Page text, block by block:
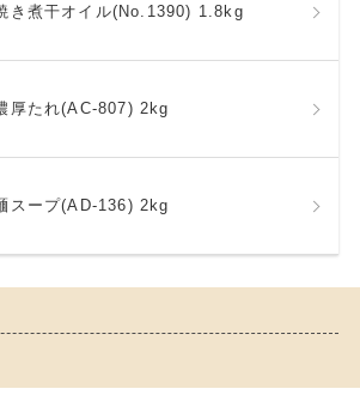
き煮干オイル(No.1390) 1.8kg
厚たれ(AC-807) 2kg
スープ(AD-136) 2kg